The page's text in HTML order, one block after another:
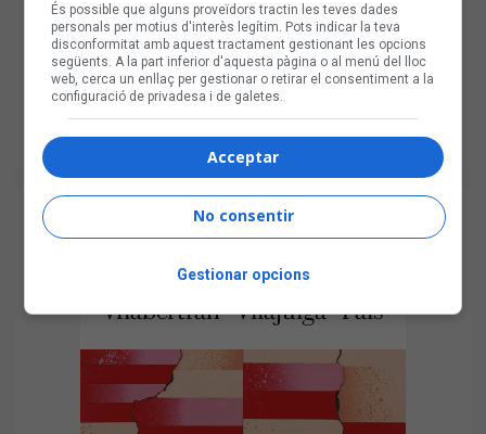
És possible que alguns proveïdors tractin les teves dades
personals per motius d'interès legítim. Pots indicar la teva
disconformitat amb aquest tractament gestionant les opcions
següents. A la part inferior d'aquesta pàgina o al menú del lloc
web, cerca un enllaç per gestionar o retirar el consentiment a la
configuració de privadesa i de galetes.
Acceptar
No consentir
Gestionar opcions